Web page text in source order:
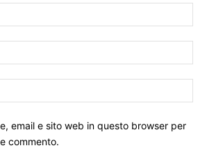
email e sito web in questo browser per
commento.